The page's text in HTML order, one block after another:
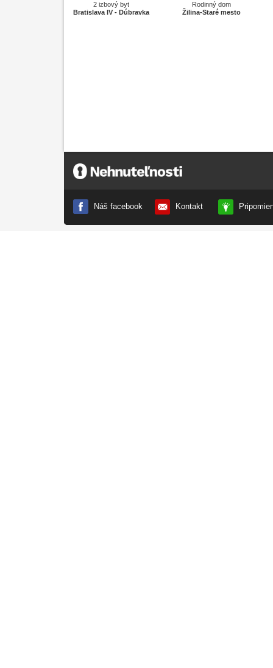
2 izbový byt
Bratislava IV - Dúbravka
Rodinný dom
Žilina-Staré mesto
Nehnuteľnosti.sk
Náš facebook Kontakt